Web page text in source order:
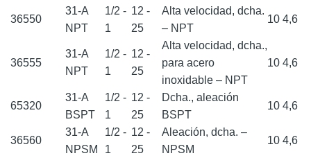
36550
31-A
NPT
1/2 -
1
12 -
25
Alta velocidad, dcha.
– NPT
10 4,6
36555
31-A
NPT
1/2 -
1
12 -
25
Alta velocidad, dcha.,
para acero
inoxidable – NPT
10 4,6
65320
31-A
BSPT
1/2 -
1
12 -
25
Dcha., aleación
BSPT
10 4,6
36560
31-A
NPSM
1/2 -
1
12 -
25
Aleación, dcha. –
NPSM
10 4,6